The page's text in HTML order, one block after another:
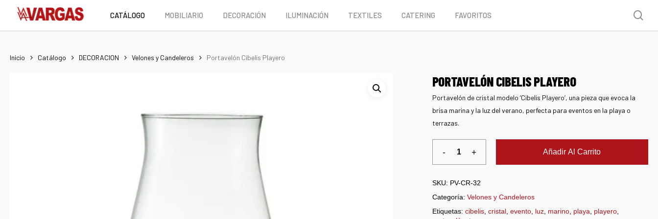
main
CATÁLOGO MOBILIARIO DECORACIÓN ILUMINACIÓN TEXTILES CATERING FAVORITOS
Inicio Catálogo DECORACION Velones y Candeleros Portavelón Cibelis Playero
PORTAVELÓN CIBELIS PLAYERO
Portavelón de cristal modelo ‘Cibelis Playero’, una pieza que evoca la
brisa marina y la luz del verano, perfecta para eventos en la playa o
terrazas.
Añadir Al Carrito
SKU: PV-CR-32
Categoría: Velones y Candeleros
Etiquetas: cibelis, cristal, evento, luz, marino, playa playero,